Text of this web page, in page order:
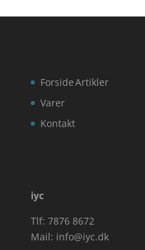
Forside
Varer
Kontakt
Artikler
iyc
Tlf: 7876 8672
Mail: info@iyc.dk